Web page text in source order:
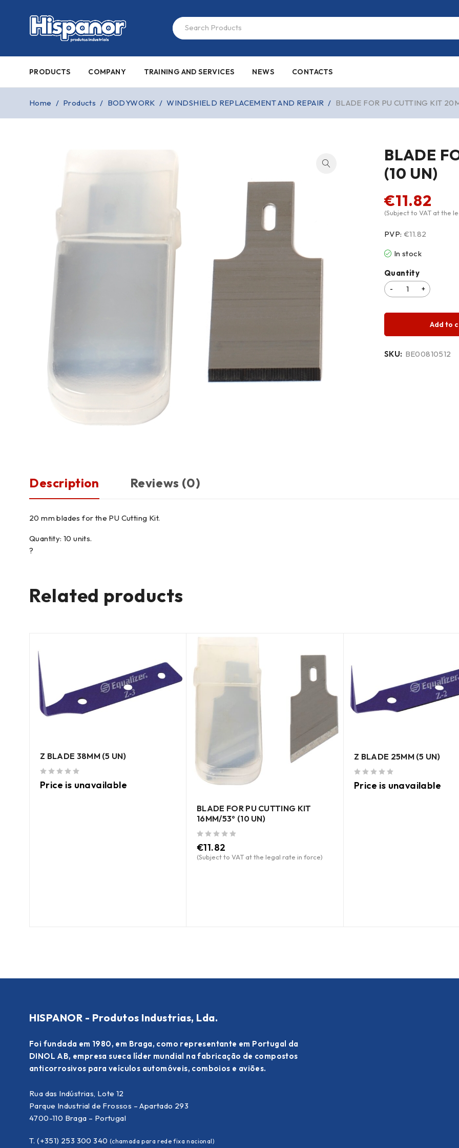
PRODUCTS COMPANY TRAINING AND SERVICES NEWS CONTACTS
Home / Products / BODYWORK / WINDSHIELD REPLACEMENT AND REPAIR / BLADE FOR PU CUTTING KIT
BLADE
(10 UN)
€11.82
(Subject to VAT at the
PVP: €11.82
In stock
Quantity
Add to
SKU: BE00810512
Description Reviews (0)
20 mm blades for the PU Cutting Kit.
Quantity: 10 units.
?
Related products
Z BLADE 38MM (5 UN)
Price is unavailable
BLADE FOR PU CUTTING KIT
16MM/53º (10 UN)
€11.82
(Subject to VAT at the legal rate in force)
Z BLADE 25MM (5 UN)
Price is unavailable
HISPANOR - Produtos Industrias, Lda.
Foi fundada em 1980, em Braga, como representante em Portugal da
DINOL AB, empresa sueca líder mundial na fabricação de compostos
anticorrosivos para veículos automóveis, comboios e aviões.
Rua das Indústrias, Lote 12
Parque Industrial de Frossos – Apartado 293
4700-110 Braga – Portugal
T. (+351) 253 300 340 (chamada para rede fixa nacional)